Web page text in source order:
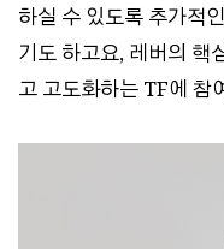
하실 수 있도록 추가적
기도 하고요, 레버의 핵
고 고도화하는 TF에 참